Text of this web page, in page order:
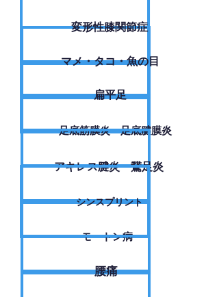
変形性膝関節症
​マメ・タコ・魚の目
扁平足
足底筋膜炎・足底腱膜炎
アキレス腱炎・鵞足炎
シンスプリント
モートン病
腰痛